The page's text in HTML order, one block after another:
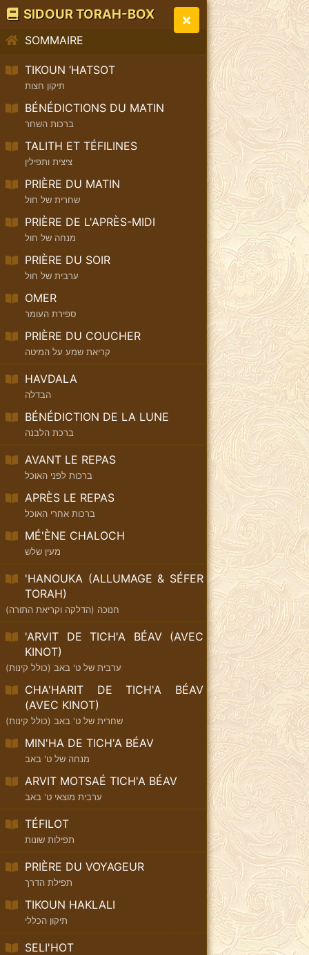
SIDOUR TORAH-BOX
SOMMAIRE
TIKOUN ‘HATSOT
תיקון חצות
BÉNÉDICTIONS DU MATIN
ברכות השחר
TALITH ET TÉFILINES
ציצית ותפילין
PRIÈRE DU MATIN
שחרית של חול
PRIÈRE DE L'APRÈS-MIDI
מנחה של חול
PRIÈRE DU SOIR
ערבית של חול
OMER
ספירת העומר
PRIÈRE DU COUCHER
קריאת שמע על המיטה
HAVDALA
הבדלה
BÉNÉDICTION DE LA LUNE
ברכת הלבנה
AVANT LE REPAS
ברכות לפני האוכל
APRÈS LE REPAS
ברכות אחרי האוכל
MÉ'ÈNE CHALOCH
מעין שלש
'HANOUKA (ALLUMAGE & SÉFER
TORAH)
חנוכה (הדלקה וקריאת התורה)
'ARVIT DE TICH'A BÉAV (AVEC
KINOT)
ערבית של ט' באב (כולל קינות)
CHA'HARIT DE TICH'A BÉAV
(AVEC KINOT)
שחרית של ט' באב (כולל קינות)
MIN'HA DE TICH'A BÉAV
מנחה של ט' באב
ARVIT MOTSAÉ TICH'A BÉAV
ערבית מוצאי ט' באב
TÉFILOT
תפילות שונות
PRIÈRE DU VOYAGEUR
תפילת הדרך
TIKOUN HAKLALI
תיקון הכללי
SELI'HOT